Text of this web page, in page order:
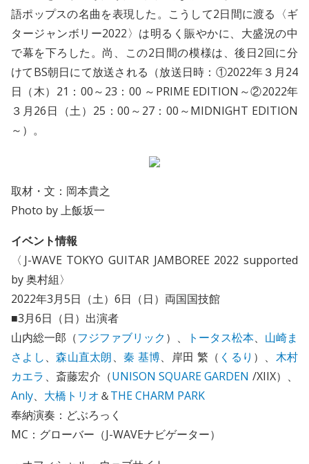
語ポップスの名曲を表現した。こうして2日間に渡る〈ギ
タージャンボリー2022〉は明るく賑やかに、大盛況の中
で幕を下ろした。尚、この2日間の模様は、後日2回に分
けてBS朝日にて放送される（放送日時：①2022年３月24
日（木）21：00～23：00 ～PRIME EDITION～②2022年
３月26日（土）25：00～27：00～MIDNIGHT EDITION
～）。
取材・文：岡本貴之
Photo by 上飯坂一
イベント情報
〈J-WAVE TOKYO GUITAR JAMBOREE 2022 supported
by 奥村組〉
2022年3月5日（土）6日（日）両国国技館
■3月6日（日）出演者
山内総一郎（フジファブリック）、 トータス松本、 山崎ま
さよし、森山直太朗、秦 基博、岸田 繁（ くるり ）、 木村
カエラ 、斎藤宏介（UNISON SQUARE GARDEN /XIIX）、
Anly、 大橋トリオ＆THE CHARM PARK
奉納演奏：どぶろっく
MC：グローバー（J-WAVEナビゲーター）